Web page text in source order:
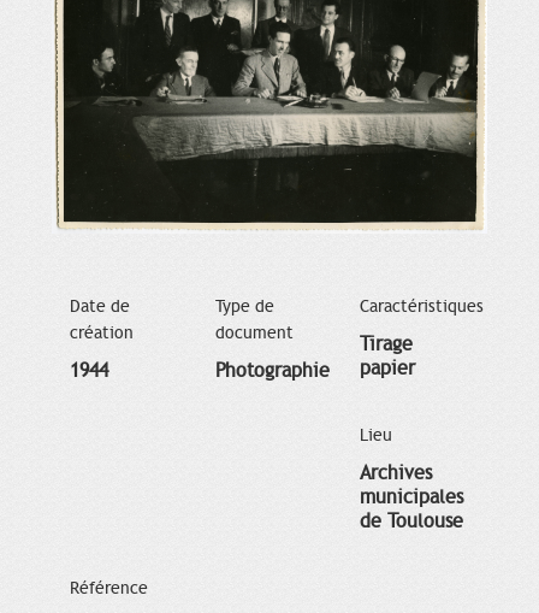
Date de
création
1944
Type de
document
Photographie
Caractéristiques
Tirage
papier
Lieu
Archives
municipales
de Toulouse
Référence